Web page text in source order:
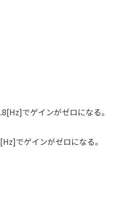
でゲインがゼロになる。
でゲインがゼロになる。